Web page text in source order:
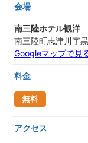
会場
南三陸ホテル観洋
南三陸町志津川字
Googleマップで見
料金
無料
アクセス